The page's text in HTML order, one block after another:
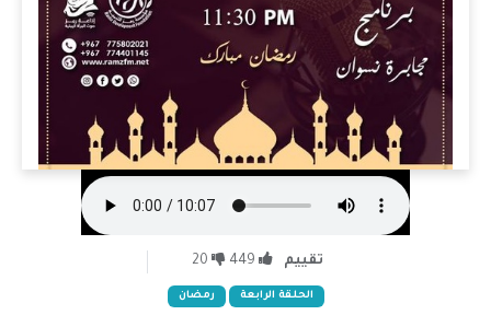
تقييم 449
20
الحلقة الرابعة رمضان